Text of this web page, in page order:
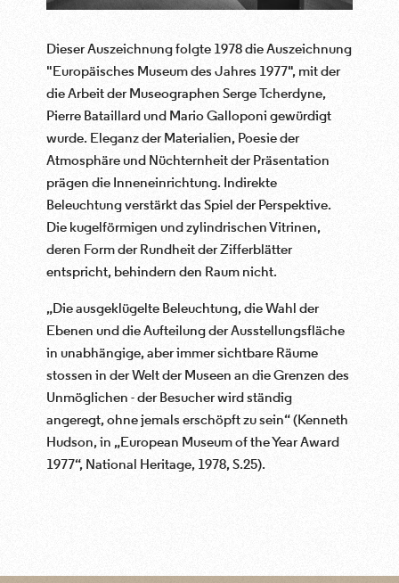
Dieser Auszeichnung folgte 1978 die Auszeichnung
"Europäisches Museum des Jahres 1977", mit der
die Arbeit der Museographen Serge Tcherdyne,
Pierre Bataillard und Mario Galloponi gewürdigt
wurde. Eleganz der Materialien, Poesie der
Atmosphäre und Nüchternheit der Präsentation
prägen die Inneneinrichtung. Indirekte
Beleuchtung verstärkt das Spiel der Perspektive.
Die kugelförmigen und zylindrischen Vitrinen,
deren Form der Rundheit der Zifferblätter
entspricht, behindern den Raum nicht.
„Die ausgeklügelte Beleuchtung, die Wahl der
Ebenen und die Aufteilung der Ausstellungsfläche
in unabhängige, aber immer sichtbare Räume
stossen in der Welt der Museen an die Grenzen des
Unmöglichen - der Besucher wird ständig
angeregt, ohne jemals erschöpft zu sein“ (Kenneth
Hudson, in „European Museum of the Year Award
1977“, National Heritage, 1978, S.25).